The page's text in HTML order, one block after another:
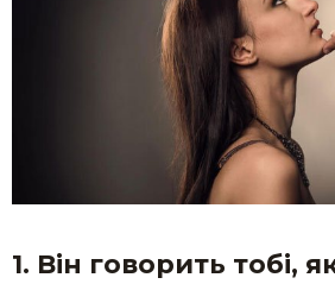
1. Він говорить тобі,